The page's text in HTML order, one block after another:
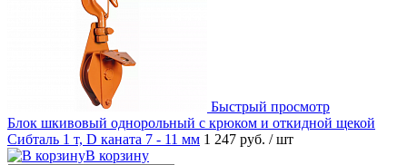
Быстрый просмотр
Блок шкивовый однорольный с крюком и откидной щекой
Cибталь 1 т, D каната 7 - 11 мм 1 247 руб. / шт
В корзину